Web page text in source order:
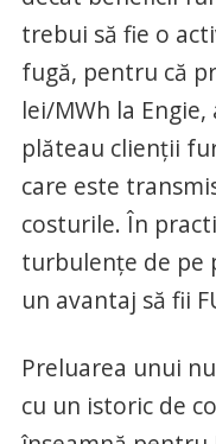
trebui să fie o
fugă, pentru că
lei/MWh la
plăteau clienții
care este
costurile. În
turbulențe de pe
un avantaj să fii
Preluarea unui
cu un istoric de